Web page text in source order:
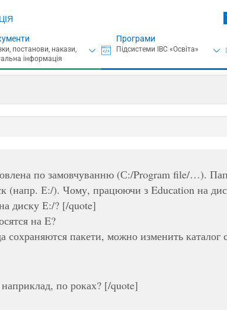
Програми
по замовчуванню (С:/Program file/…).
(напр. Е:/). Чому, працюючи з Eduсation на
диску Е:/? [/quote]
на E?
сохраняются пакети, можно изменить каталог
по роках? [/quote]